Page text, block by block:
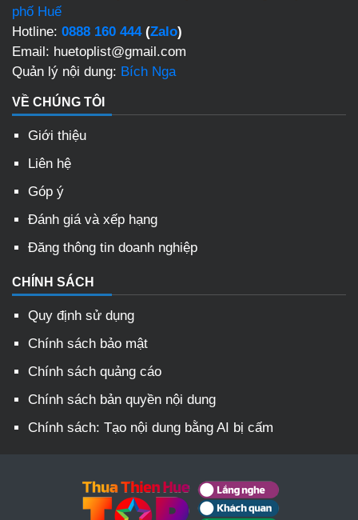
phố Huế
Hotline: 0888 160 444(Zalo)
Email: huetoplist@gmail.com
Quản lý nội dung: Bích Nga
VỀ CHÚNG TÔI
Giới thiệu
Liên hệ
Góp ý
Đánh giá và xếp hạng
Đăng thông tin doanh nghiệp
CHÍNH SÁCH
Quy định sử dụng
Chính sách bảo mật
Chính sách quảng cáo
Chính sách bản quyền nội dung
Chính sách: Tạo nội dung bằng AI bị cấm